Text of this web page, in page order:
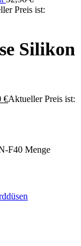
Preis ist:
Silikon
€Aktueller Preis ist:
F40 Menge